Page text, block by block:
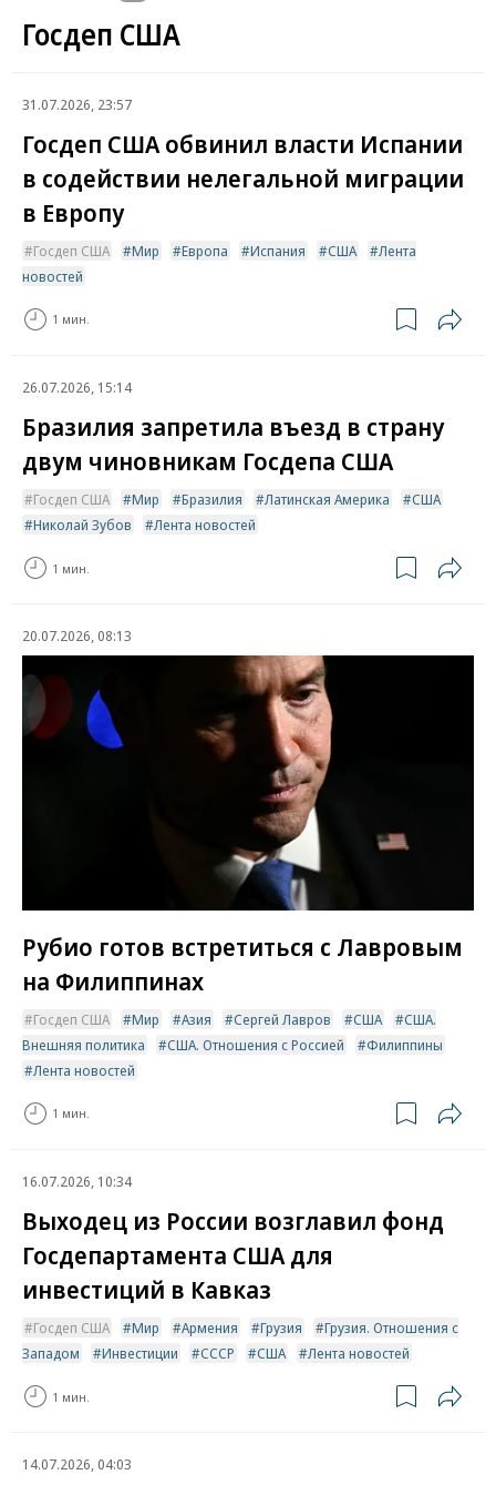
Госдеп США
31.07.2026, 23:57
Госдеп США обвинил власти Испании
в содействии нелегальной миграции
в Европу
Госдеп США Мир Европа Испания США
Лента
новостей
1 мин.
26.07.2026, 15:14
Бразилия запретила въезд в страну
двум чиновникам Госдепа США
Госдеп США Мир Бразилия Латинская Америка
США
Николай Зубов
Лента новостей
1 мин.
20.07.2026, 08:13
Рубио готов встретиться с Лавровым
на Филиппинах
Госдеп США Мир Азия Сергей Лавров США
США.
Внешняя политика
США. Отношения с Россией
Филиппины
Лента новостей
1 мин.
16.07.2026, 10:34
Выходец из России возглавил фонд
Госдепартамента США для
инвестиций в Кавказ
Госдеп США Мир Армения Грузия
Грузия. Отношения с
Западом
Инвестиции СССР США Лента новостей
1 мин.
14.07.2026, 04:03